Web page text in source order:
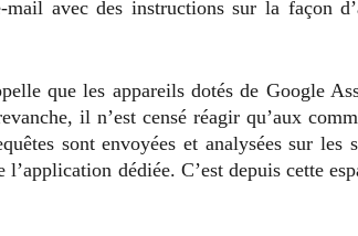
avec des instructions sur la façon
que les appareils dotés de Google
il n’est censé réagir qu’aux
sont envoyées et analysées sur les
dédiée. C’est depuis cette